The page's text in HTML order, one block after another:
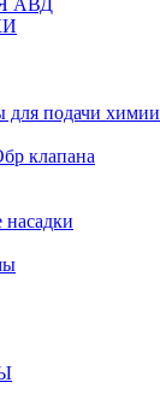
АВД
для подачи химии
клапана
насадки